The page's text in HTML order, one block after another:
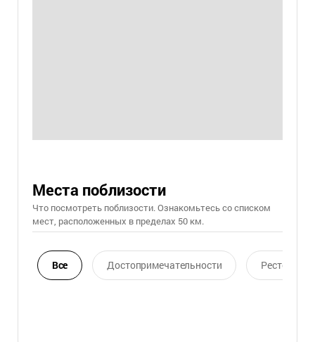
Места поблизости
Что посмотреть поблизости. Ознакомьтесь со списком
мест, расположенных в пределах 50 км.
Все Достопримечательности Ресторан